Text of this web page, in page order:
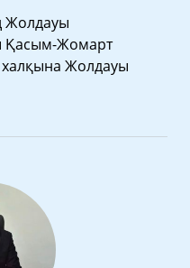
Қасым-Жомарт
халқына Жолдауы